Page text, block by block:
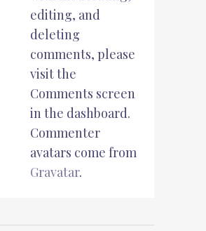
editing, and
deleting
comments, please
visit the
Comments screen
in the dashboard.
Commenter
avatars come from
Gravatar.